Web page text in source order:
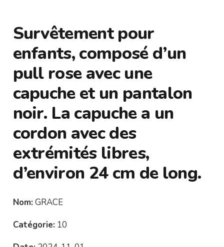
Survêtement pour
enfants, composé d’un
pull rose avec une
capuche et un pantalon
noir. La capuche a un
cordon avec des
extrémités libres,
d’environ 24 cm de long.
Nom: GRACE
Catégorie: 10